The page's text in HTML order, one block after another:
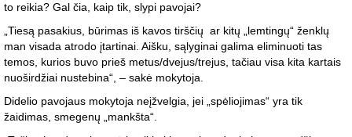
to reikia? Gal čia, kaip tik, slypi pavojai?
„Tiesą pasakius, būrimas iš kavos tirščių ar kitų „lemtingų“ ženklų
man visada atrodo įtartinai. Aišku, sąlyginai galima eliminuoti tas
temos, kurios buvo prieš metus/dvejus/trejus, tačiau visa kita kartais
nuoširdžiai nustebina“, – sakė mokytoja.
Didelio pavojaus mokytoja neįžvelgia, jei „spėliojimas“ yra tik
žaidimas, smegenų „mankšta“.